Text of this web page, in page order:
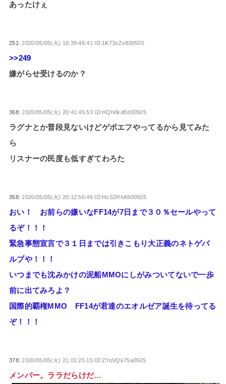
あったけぇ
251:2020/05/05(火) 16:39:48.41 ID:1K73oZx800505
>>249
嫌がらせ受けるのか？
368:2020/05/05(火) 20:41:45.53 ID:HQh0kdEd00505
ラグナとか普段見ないけどゲボエフやってるから見てみた
ら
リスナーの民度も低すぎてわろた
358:2020/05/05(火) 20:12:56.46 ID:HsS2RhA900505
おい！ お前らの嫌いなFF14が7日まで３０％セールやって
るぞ！！！
緊急事態宣言で３１日までは引きこもり大正義のネトゲバ
ルブや！！！
いつまでも沈みかけの泥船MMOにしがみついてないで一歩
前に出てみろよ？
国際的覇権MMO FF14が君達のエオルゼア誕生を待ってる
ぞ！！！
378:2020/05/05(火) 21:01:25.15 ID:ZYoVQk75a0505
メンバー。ララだらけだ…